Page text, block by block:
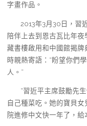
字畫作品。
2013年3月30日，習
陪伴上去到恩古瓦比年
藏書樓啟用和中國館揭
時親熱寄語：“盼望你們
人。”
“習近平主席鼓勵先
自己種菜吃。她的寶貝
院進修中文快一年了，給